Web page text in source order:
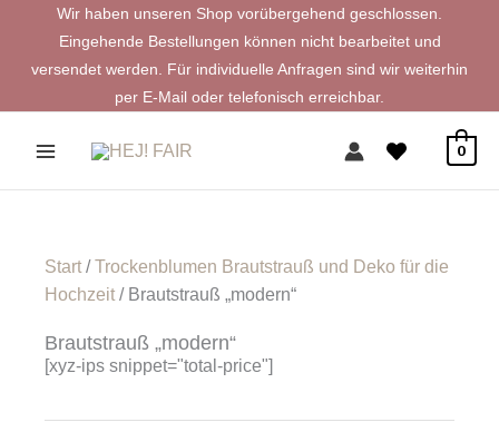
springen
Wir haben unseren Shop vorübergehend geschlossen.
Eingehende Bestellungen können nicht bearbeitet und
versendet werden. Für individuelle Anfragen sind wir weiterhin
per E-Mail oder telefonisch erreichbar.
0
Start /Trockenblumen Brautstrauß und Deko für die
Hochzeit / Brautstrauß „modern“
Brautstrauß „modern“
[xyz-ips snippet="total-price"]